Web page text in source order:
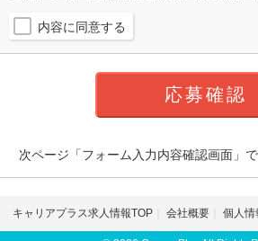
内容に同意する
次ページ「フォーム入力内容確認画面」
キャリアプラス求人情報TOP 会社概要 個人情